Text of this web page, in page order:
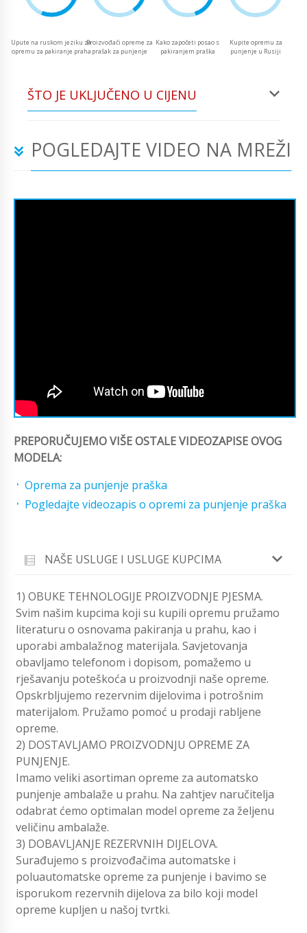
Upute na ruskom jeziku za
opremu za pakiranje praha
Proizvođači opreme za
prašak za punjenje
Kako započeti posao s
pakiranjem praška
Kupite opremu za
punjenje u Rusiji
ŠTO JE UKLJUČENO U CIJENU
POGLEDAJTE VIDEO NA MREŽI
PREPORUČUJEMO VIŠE OSTALE VIDEOZAPISE OVOG
MODELA:
Oprema za punjenje praška
Pogledajte videozapis o opremi za punjenje praška
NAŠE USLUGE I USLUGE KUPCIMA
1) OBUKE TEHNOLOGIJE PROIZVODNJE PJESMA.
Svim našim kupcima koji su kupili opremu pružamo
literaturu o osnovama pakiranja u prahu, kao i
uporabi ambalažnog materijala. Savjetovanja
obavljamo telefonom i dopisom, pomažemo u
rješavanju poteškoća u proizvodnji naše opreme.
Opskrbljujemo rezervnim dijelovima i potrošnim
materijalom. Pružamo pomoć u prodaji rabljene
opreme.
2) DOSTAVLJAMO PROIZVODNJU OPREME ZA
PUNJENJE.
Imamo veliki asortiman opreme za automatsko
punjenje ambalaže u prahu. Na zahtjev naručitelja
odabrat ćemo optimalan model opreme za željenu
veličinu ambalaže.
3) DOBAVLJANJE REZERVNIH DIJELOVA.
Surađujemo s proizvođačima automatske i
poluautomatske opreme za punjenje i bavimo se
isporukom rezervnih dijelova za bilo koji model
opreme kupljen u našoj tvrtki.